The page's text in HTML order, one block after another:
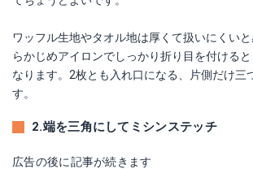
ワッフル生地やタオル地は厚くて扱いにくい
らかじめアイロンでしっかり折り目を付けると
なります。2枚とも入れ口になる、片側だけ三
す。
2.端を三角にしてミシンステッチ
広告の後に記事が続きます